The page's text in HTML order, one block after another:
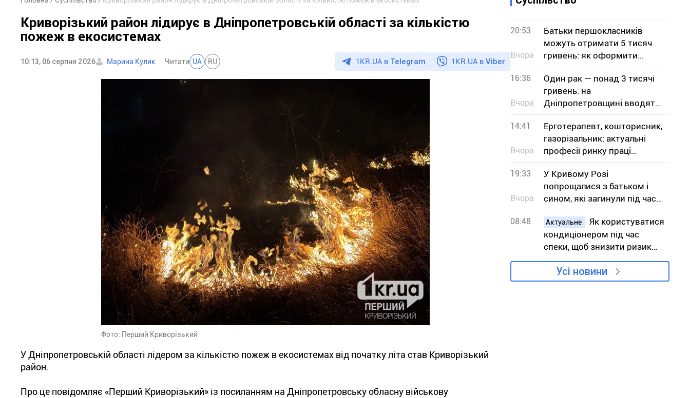
Криворізький район лідирує в Дніпропетровській області за кількістю
пожеж в екосистемах
10:13, 06 серпня 2026 Марина Кулик Читати UA RU 1KR.UA в Telegram 1KR.UA в Viber
Фото: Перший Криворізький
У Дніпропетровській області лідером за кількістю пожеж в екосистемах від початку літа став Криворізький
район.
Про це повідомляє «Перший Криворізький» із посиланням на Дніпропетровську обласну військову
20:53
Вчора
Батьки першокласників
можуть отримати 5 тисяч
гривень: як оформити
«Пакунок школяра»
16:36
Вчора
Один рак — понад 3 тисячі
гривень: на
Дніпропетровщині вводять
заборону на вилов
14:41
Вчора
Ерготерапевт, кошторисник,
газорізальник: актуальні
професії ринку праці
Дніпропетровщини в серпні
19:33
Вчора
У Кривому Розі
попрощалися з батьком і
сином, які загинули під час
атаки на АЗС
08:48 Актуальне
Як користуватися
кондиціонером під час
спеки, щоб знизити ризик
вимушених відключень
світла
Усі новини